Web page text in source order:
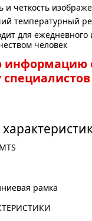
и четкость
температурный
для ежедневного
человек
информацию
рамка